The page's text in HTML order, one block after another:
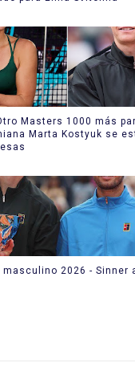
Masters 1000 más
Marta Kostyuk se
2026 - Sinner